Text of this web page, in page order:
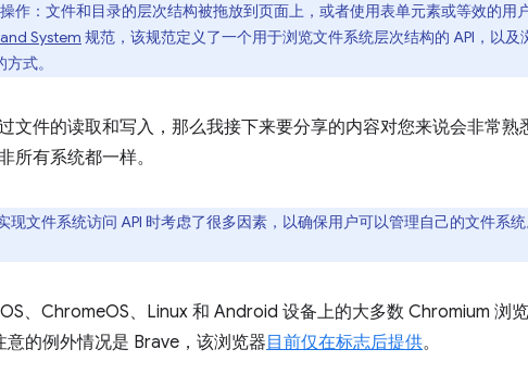
作：文件和目录的层次结构被拖放到页面上，或者使用表单元素或等效的用
System 规范，该规范定义了一个用于浏览文件系统层次结构的 API，以
式。
文件的读取和写入，那么我接下来要分享的内容对您来说会非常熟
所有系统都一样。
现文件系统访问 API 时考虑了很多因素，以确保用户可以管理自己的文件系
、ChromeOS、Linux 和 Android 设备上的大多数 Chromium 浏
意的例外情况是 Brave，该浏览器 目前仅在标志后提供。